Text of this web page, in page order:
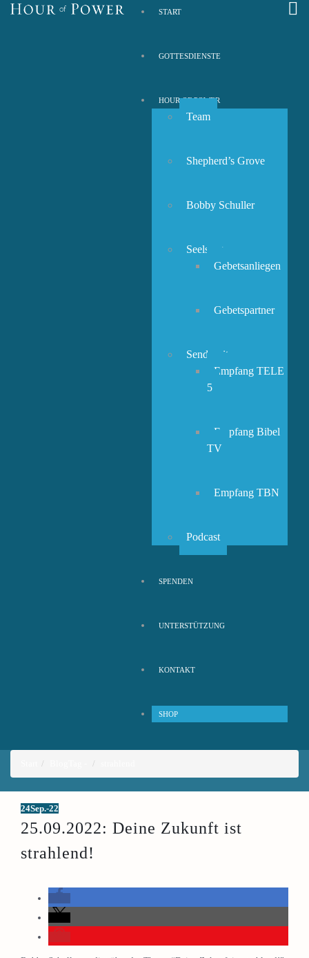
START
GOTTESDIENSTE
HOUR OF POWER
Team
Shepherd’s Grove
Bobby Schuller
Seelsorge
Gebetsanliegen
Gebetspartner
Sendezeiten
Empfang TELE
5
Empfang Bibel
TV
Empfang TBN
Podcast
SPENDEN
UNTERSTÜTZUNG
KONTAKT
SHOP
24Sep.-22
25.09.2022: Deine Zukunft ist
strahlend!